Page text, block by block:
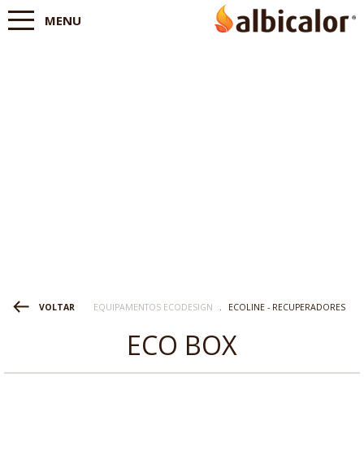
MENU
VOLTAR EQUIPAMENTOS ECODESIGN ECOLINE - RECUPERADORES
ECO BOX